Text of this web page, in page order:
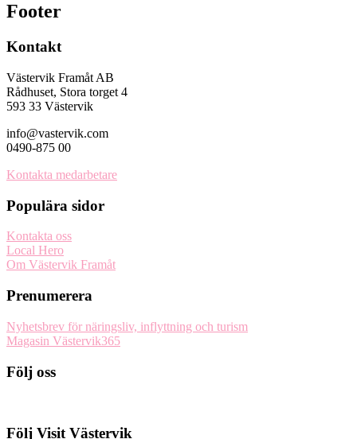
Footer
Kontakt
Västervik Framåt AB
Rådhuset, Stora torget 4
593 33 Västervik
info@vastervik.com
0490-875 00
Kontakta medarbetare
Populära sidor
Kontakta oss
Local Hero
Om Västervik Framåt
Prenumerera
Nyhetsbrev för näringsliv, inflyttning och turism
Magasin Västervik365
Följ oss
Följ Visit Västervik